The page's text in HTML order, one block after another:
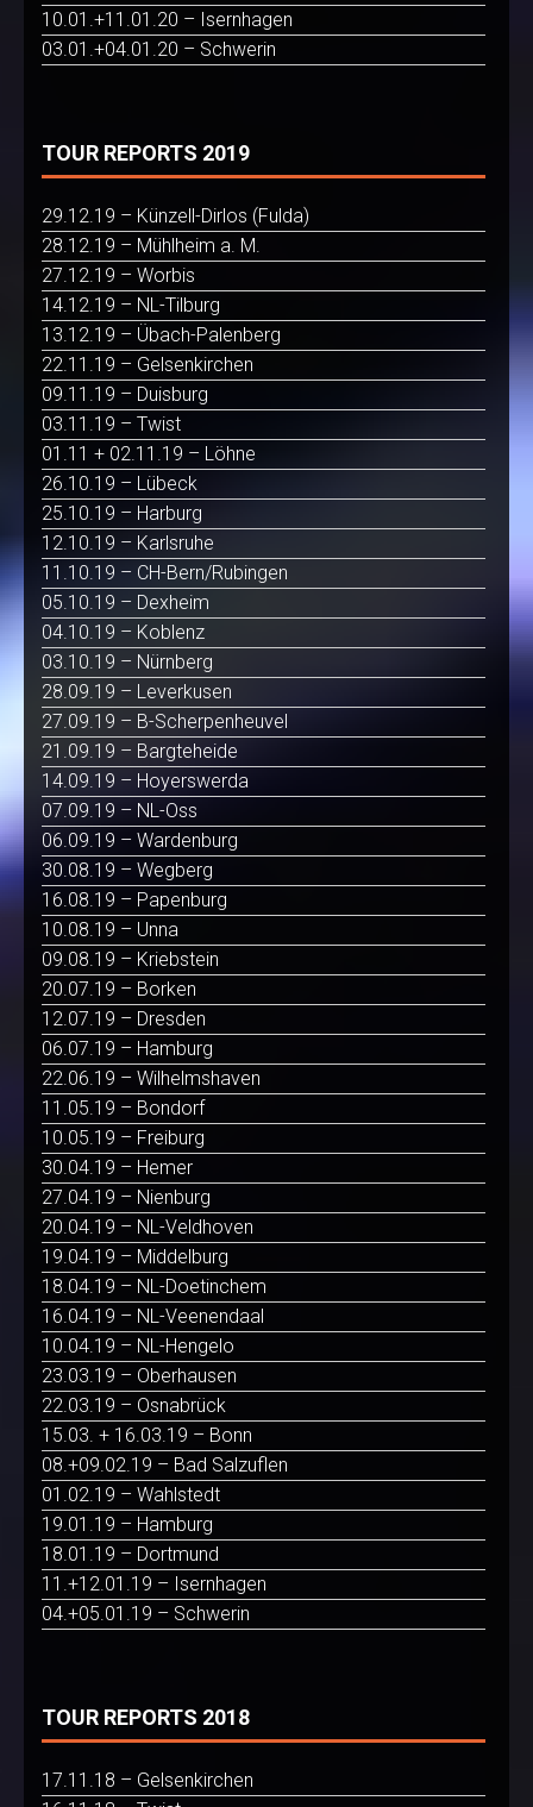
10.01.+11.01.20 – Isernhagen
03.01.+04.01.20 – Schwerin
TOUR REPORTS 2019
29.12.19 – Künzell-Dirlos (Fulda)
28.12.19 – Mühlheim a. M.
27.12.19 – Worbis
14.12.19 – NL-Tilburg
13.12.19 – Übach-Palenberg
22.11.19 – Gelsenkirchen
09.11.19 – Duisburg
03.11.19 – Twist
01.11 + 02.11.19 – Löhne
26.10.19 – Lübeck
25.10.19 – Harburg
12.10.19 – Karlsruhe
11.10.19 – CH-Bern/Rubingen
05.10.19 – Dexheim
04.10.19 – Koblenz
03.10.19 – Nürnberg
28.09.19 – Leverkusen
27.09.19 – B-Scherpenheuvel
21.09.19 – Bargteheide
14.09.19 – Hoyerswerda
07.09.19 – NL-Oss
06.09.19 – Wardenburg
30.08.19 – Wegberg
16.08.19 – Papenburg
10.08.19 – Unna
09.08.19 – Kriebstein
20.07.19 – Borken
12.07.19 – Dresden
06.07.19 – Hamburg
22.06.19 – Wilhelmshaven
11.05.19 – Bondorf
10.05.19 – Freiburg
30.04.19 – Hemer
27.04.19 – Nienburg
20.04.19 – NL-Veldhoven
19.04.19 – Middelburg
18.04.19 – NL-Doetinchem
16.04.19 – NL-Veenendaal
10.04.19 – NL-Hengelo
23.03.19 – Oberhausen
22.03.19 – Osnabrück
15.03. + 16.03.19 – Bonn
08.+09.02.19 – Bad Salzuflen
01.02.19 – Wahlstedt
19.01.19 – Hamburg
18.01.19 – Dortmund
11.+12.01.19 – Isernhagen
04.+05.01.19 – Schwerin
TOUR REPORTS 2018
17.11.18 – Gelsenkirchen